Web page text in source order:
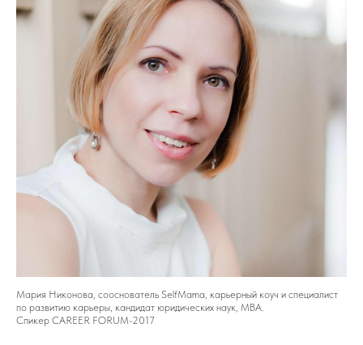
Мария Никонова, сооснователь SelfMama, карьерный коуч и специалист
по развитию карьеры, кандидат юридических наук, MBA.
Спикер CAREER FORUM-2017